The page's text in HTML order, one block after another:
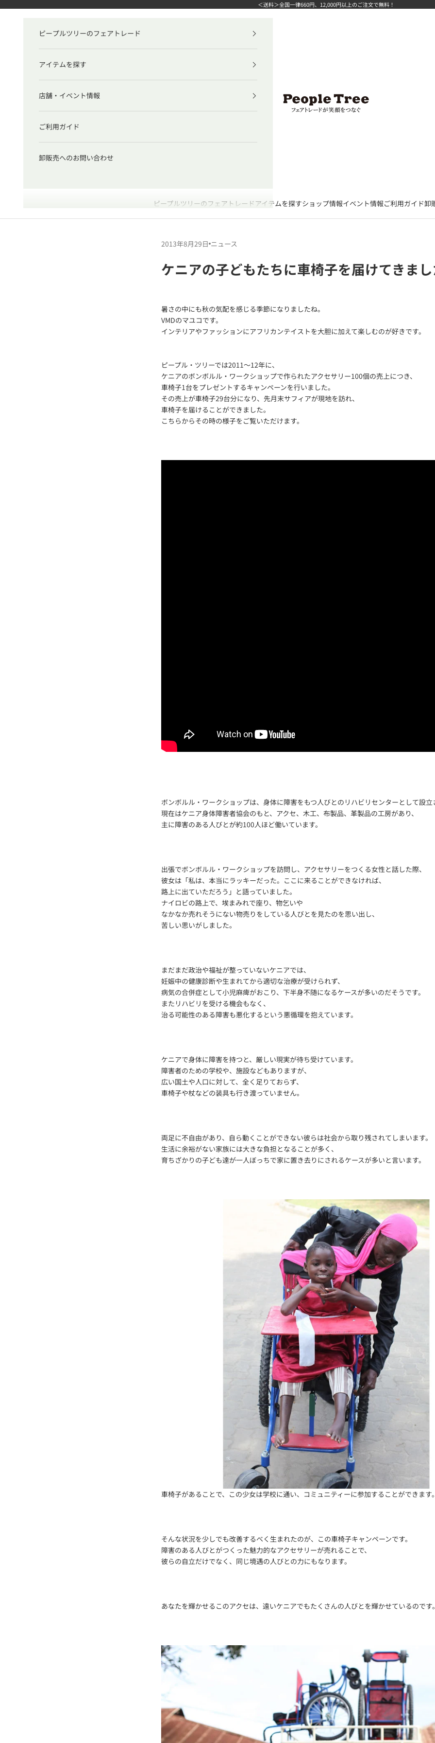
＜送料＞全国一律660円、12,000円以上のご注文で無料！
ピープルツリー公式オンラインショップ
ピープルツリーのフェアトレード アイテムを探すショップ情報イベント情報ご利用ガイド卸
ピープルツリーのフェアトレード
アイテムを探す
店舗・イベント情報
ご利用ガイド
卸販売へのお問い合わせ
2013年8月29日 ニュース
ケニアの子どもたちに車椅子を届けてきま
暑さの中にも秋の気配を感じる季節になりましたね。
VMDのマユコです。
インテリアやファッションにアフリカンテイストを大胆に加えて楽しむのが好きです。
ピープル・ツリーでは2011～12年に、
ケニアのボンボルル・ワークショップで作られたアクセサリー100個の売上につき、
車椅子1台をプレゼントするキャンペーンを行いました。
その売上が車椅子29台分になり、先月末サフィアが現地を訪れ、
車椅子を届けることができました。
こちらからその時の様子をご覧いただけます。
ボンボルル・ワークショップは、身体に障害をもつ人びとのリハビリセンターとして設立
現在はケニア身体障害者協会のもと、アクセ、木工、布製品、革製品の工房があり、
主に障害のある人びとが約100人ほど働いています。
出張でボンボルル・ワークショップを訪問し、アクセサリーをつくる女性と話した際、
彼女は「私は、本当にラッキーだった。ここに来ることができなければ、
路上に出ていただろう」と語っていました。
ナイロビの路上で、埃まみれで座り、物乞いや
なかなか売れそうにない物売りをしている人びとを見たのを思い出し、
苦しい思いがしました。
まだまだ政治や福祉が整っていないケニアでは、
妊娠中の健康診断や生まれてから適切な治療が受けられず、
病気の合併症として小児麻痺がおこり、下半身不随になるケースが多いのだそうです。
またリハビリを受ける機会もなく、
治る可能性のある障害も悪化するという悪循環を抱えています。
ケニアで身体に障害を持つと、厳しい現実が待ち受けています。
障害者のための学校や、施設などもありますが、
広い国土や人口に対して、全く足りておらず、
車椅子や杖などの装具も行き渡っていません。
両足に不自由があり、自ら動くことができない彼らは社会から取り残されてしまいます。
生活に余裕がない家族には大きな負担となることが多く、
育ちざかりの子ども達が一人ぼっちで家に置き去りにされるケースが多いと言います。
車椅子があることで、この少女は学校に通い、コミュニティーに参加することができます
そんな状況を少しでも改善するべく生まれたのが、この車椅子キャンペーンです。
障害のある人びとがつくった魅力的なアクセサリーが売れることで、
彼らの自立だけでなく、同じ境遇の人びとの力にもなります。
あなたを輝かせるこのアクセは、遠いケニアでもたくさんの人びとを輝かせているのです